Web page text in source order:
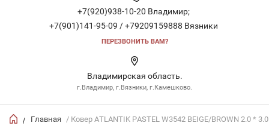
+7(920)938-10-20 Владимир;
+7(901)141-95-09 / +79209159888 Вязники
ПЕРЕЗВОНИТЬ ВАМ?
Владимирская область.
г.Владимир, г.Вязники, г.Камешково.
/ Главная / Ковер ATLANTIK PASTEL W3542 BEIGE/BROWN 2.0 * 3.0